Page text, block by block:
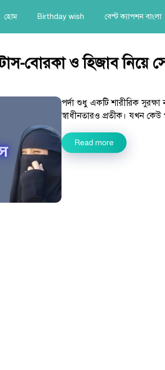
হোম Birthday wish বেস্ট ক্যাপশন বাংলা
বোরকা ও হিজাব নিয়ে
পর্দা শুধু একটি শারীরিক
স্বাধীনতারও প্রতীক। যখন কেউ
Read more